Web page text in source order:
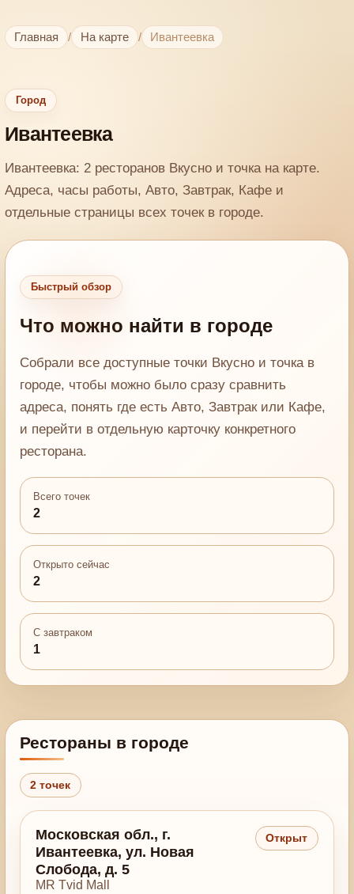
Главная / На карте / Ивантеевка
Город
Ивантеевка
Ивантеевка: 2 ресторанов Вкусно и точка на карте.
Адреса, часы работы, Авто, Завтрак, Кафе и
отдельные страницы всех точек в городе.
Быстрый обзор
Что можно найти в городе
Собрали все доступные точки Вкусно и точка в
городе, чтобы можно было сразу сравнить
адреса, понять где есть Авто, Завтрак или Кафе,
и перейти в отдельную карточку конкретного
ресторана.
Всего точек
2
Открыто сейчас
2
С завтраком
1
Рестораны в городе
2 точек
Московская обл., г.
Ивантеевка, ул. Новая
Слобода, д. 5
MR Tvid Mall
Открыт